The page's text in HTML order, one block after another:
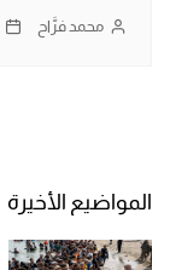
محمد فرَّاح
المواضيع الأخيرة